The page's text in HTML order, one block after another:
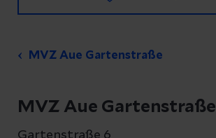
MVZ Aue Gartenstraße
MVZ Aue Gartenstraße
Gartenstraße 6